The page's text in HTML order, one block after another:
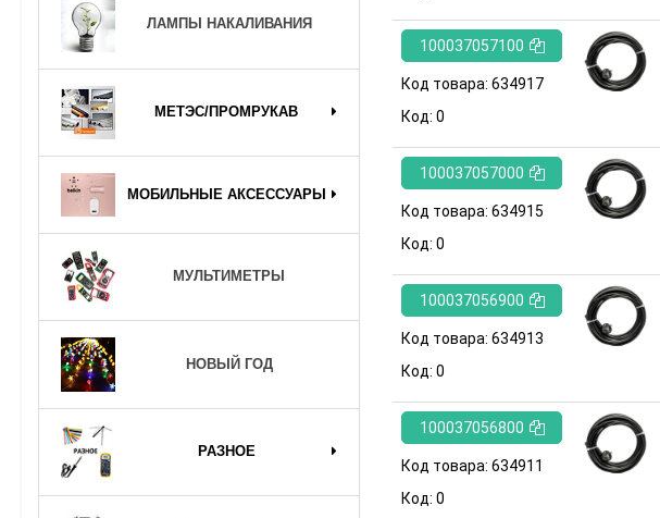
ЛАМПЫ НАКАЛИВАНИЯ
МЕТЭС/ПРОМРУКАВ
МОБИЛЬНЫЕ АКСЕССУАРЫ
МУЛЬТИМЕТРЫ
НОВЫЙ ГОД
РАЗНОЕ
100037057100
Код товара: 634917
Код: 0
100037057000
Код товара: 634915
Код: 0
100037056900
Код товара: 634913
Код: 0
100037056800
Код товара: 634911
Код: 0